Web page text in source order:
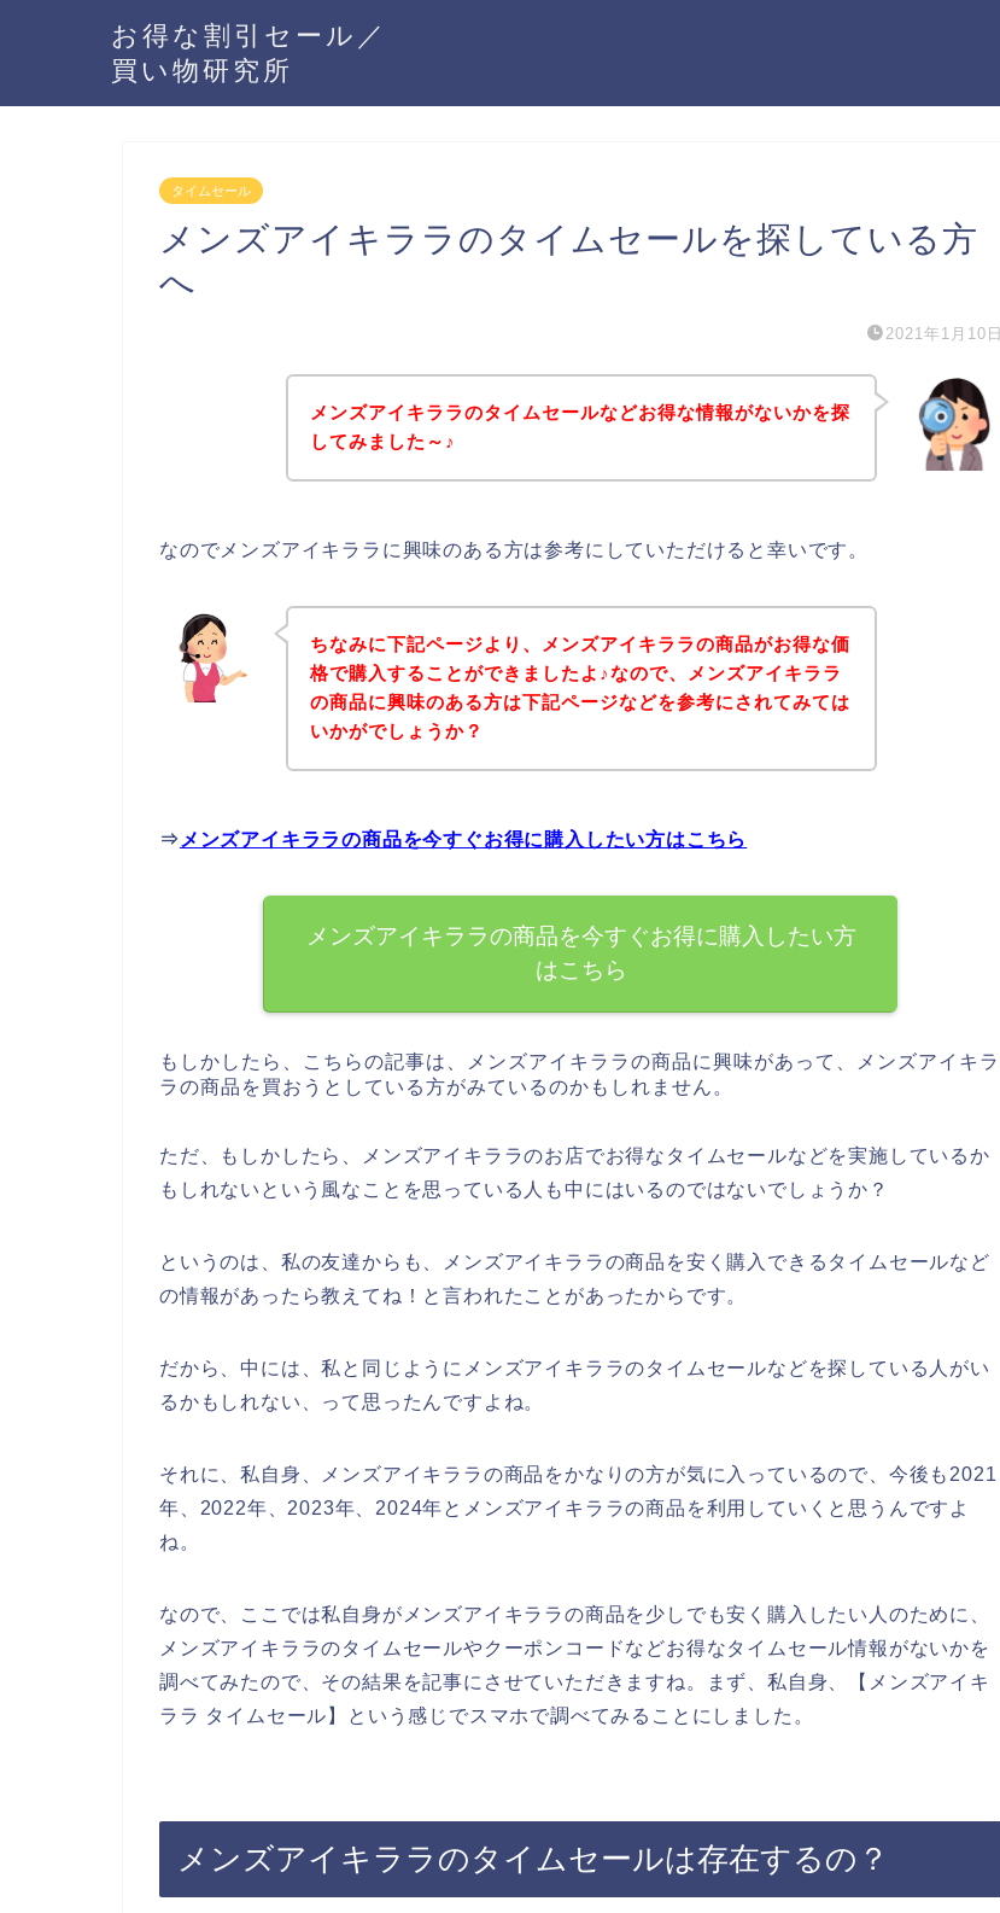
お得な割引セール／
買い物研究所
タイムセール
メンズアイキララのタイムセールを探している方
へ
2021年1月10日
メンズアイキララのタイムセールなどお得な情報がないかを探
してみました～♪
なのでメンズアイキララに興味のある方は参考にしていただけると幸いです。
ちなみに下記ページより、メンズアイキララの商品がお得な価
格で購入することができましたよ♪なので、メンズアイキララ
の商品に興味のある方は下記ページなどを参考にされてみては
いかがでしょうか？
⇒ メンズアイキララの商品を今すぐお得に購入したい方はこちら
メンズアイキララの商品を今すぐお得に購入したい方
はこちら
もしかしたら、こちらの記事は、メンズアイキララの商品に興味があって、メンズアイキラ
ラの商品を買おうとしている方がみているのかもしれません。
ただ、もしかしたら、メンズアイキララのお店でお得なタイムセールなどを実施しているか
もしれないという風なことを思っている人も中にはいるのではないでしょうか？
というのは、私の友達からも、メンズアイキララの商品を安く購入できるタイムセールなど
の情報があったら教えてね！と言われたことがあったからです。
だから、中には、私と同じようにメンズアイキララのタイムセールなどを探している人がい
るかもしれない、って思ったんですよね。
それに、私自身、メンズアイキララの商品をかなりの方が気に入っているので、今後も2021
年、2022年、2023年、2024年とメンズアイキララの商品を利用していくと思うんですよ
ね。
なので、ここでは私自身がメンズアイキララの商品を少しでも安く購入したい人のために、
メンズアイキララのタイムセールやクーポンコードなどお得なタイムセール情報がないかを
調べてみたので、その結果を記事にさせていただきますね。まず、私自身、【メンズアイキ
ララ タイムセール】という感じでスマホで調べてみることにしました。
メンズアイキララのタイムセールは存在するの？